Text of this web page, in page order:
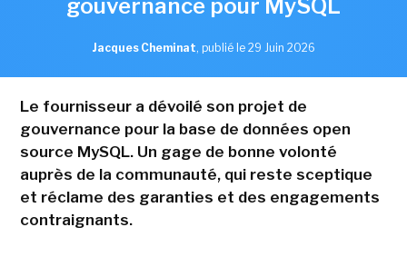
gouvernance pour MySQL
Jacques Cheminat, publié le 29 Juin 2026
Le fournisseur a dévoilé son projet de
gouvernance pour la base de données open
source MySQL. Un gage de bonne volonté
auprès de la communauté, qui reste sceptique
et réclame des garanties et des engagements
contraignants.